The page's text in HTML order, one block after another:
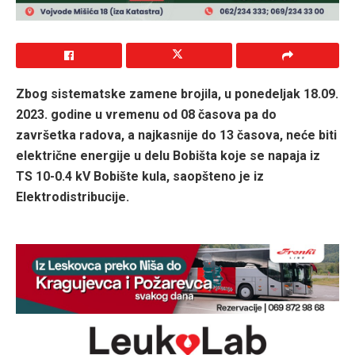
Zbog sistematske zamene brojila, u ponedeljak 18.09.
2023. godine u vremenu od 08 časova pa do
završetka radova, a najkasnije do 13 časova, neće biti
električne energije u delu Bobišta koje se napaja iz
TS 10-0.4 kV Bobište kula, saopšteno je iz
Elektrodistribucije.